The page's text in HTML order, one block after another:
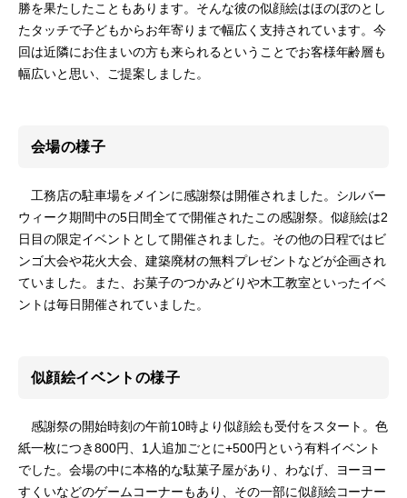
勝を果たしたこともあります。そんな彼の似顔絵はほのぼのとし
たタッチで子どもからお年寄りまで幅広く支持されています。今
回は近隣にお住まいの方も来られるということでお客様年齢層も
幅広いと思い、ご提案しました。
会場の様子
工務店の駐車場をメインに感謝祭は開催されました。シルバー
ウィーク期間中の5日間全てで開催されたこの感謝祭。似顔絵は2
日目の限定イベントとして開催されました。その他の日程ではビ
ンゴ大会や花火大会、建築廃材の無料プレゼントなどが企画され
ていました。また、お菓子のつかみどりや木工教室といったイベ
ントは毎日開催されていました。
似顔絵イベントの様子
感謝祭の開始時刻の午前10時より似顔絵も受付をスタート。色
紙一枚につき800円、1人追加ごとに+500円という有料イベント
でした。会場の中に本格的な駄菓子屋があり、わなげ、ヨーヨー
すくいなどのゲームコーナーもあり、その一部に似顔絵コーナー